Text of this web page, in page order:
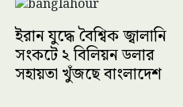
ইরান যুদ্ধে বৈশ্বিক জ্বালানি
সংকটে ২ বিলিয়ন ডলার
সহায়তা খুঁজছে বাংলাদেশ